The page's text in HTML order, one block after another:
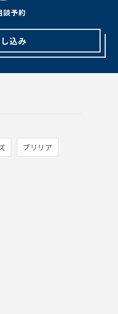
談予約
込み
ブリリア